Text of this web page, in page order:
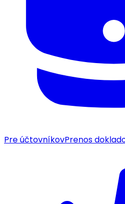
Pre účtovníkovPrenos